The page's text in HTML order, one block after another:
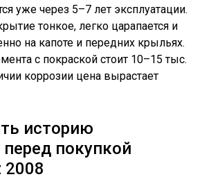
уже через 5–7 лет эксплуатации.
тонкое, легко царапается и
на капоте и передних крыльях.
с покраской стоит 10–15 тыс.
коррозии цена вырастает
историю
покупкой
2008